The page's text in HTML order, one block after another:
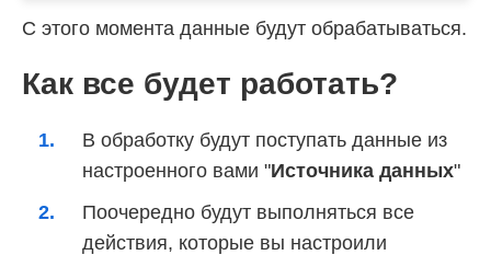
С этого момента данные будут обрабатываться.
Как все будет работать?
В обработку будут поступать данные из
настроенного вами "Источника данных"
Поочередно будут выполняться все
действия, которые вы настроили